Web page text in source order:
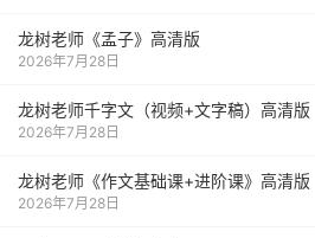
龙树老师《孟子》高清版
2026年7月28日
龙树老师千字文（视频+文字稿）高清版
2026年7月28日
龙树老师《作文基础课+进阶课》高清版
2026年7月28日